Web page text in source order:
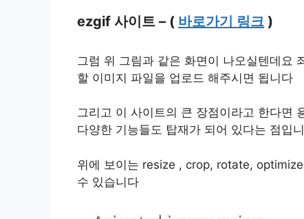
ezgif 사이트 – ( 바로가기 링크 )
그럼 위 그림과 같은 화면이 나오실텐데요
할 이미지 파일을 업로드 해주시면 됩니다
그리고 이 사이트의 큰 장점이라고 한다면
다양한 기능들도 탑재가 되어 있다는 점입
위에 보이는 resize , crop, rotate,
수 있습니다